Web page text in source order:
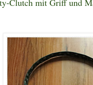
Clutch mit Griff und